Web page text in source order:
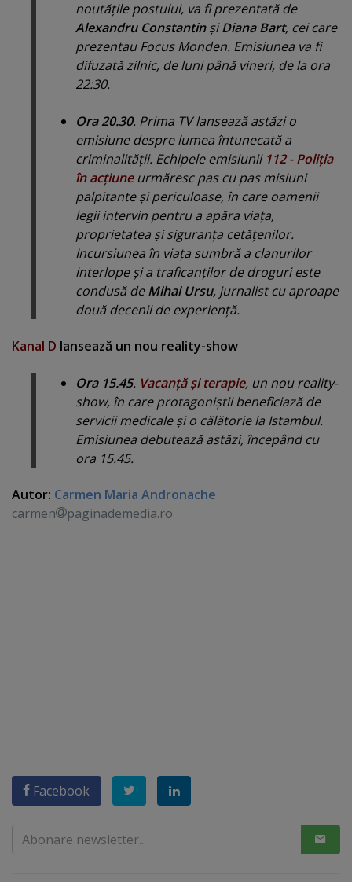
noutăţile postului, va fi prezentată de
Alexandru ConstantinşiDiana Bart, cei care
prezentau Focus Monden. Emisiunea va fi
difuzată zilnic, de luni până vineri, de la ora
22:30.
Ora 20.30. Prima TV lansează astăzi o
emisiune despre lumea întunecată a
criminalităţii. Echipele emisiunii 112 - Poliţia
în acţiune urmăresc pas cu pas misiuni
palpitante şi periculoase, în care oamenii
legii intervin pentru a apăra viaţa,
proprietatea şi siguranţa cetăţenilor.
Incursiunea în viaţa sumbră a clanurilor
interlope şi a traficanţilor de droguri este
condusă deMihai Ursu, jurnalist cu aproape
două decenii de experienţă.
Kanal D lansează un nou reality-show
Ora 15.45. Vacanţă şi terapie, un nou reality-
show, în care protagoniştii beneficiază de
servicii medicale şi o călătorie la Istambul.
Emisiunea debutează astăzi, începând cu
ora 15.45.
Autor: Carmen Maria Andronache
carmen
paginademedia.ro
Facebook